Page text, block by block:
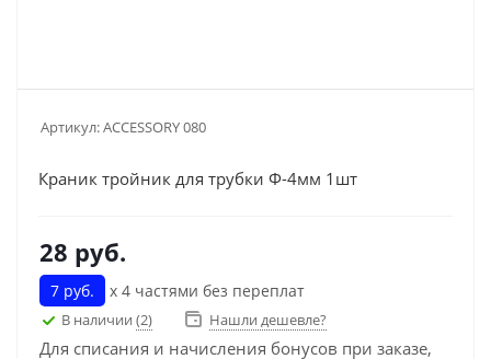
Артикул:ACCESSORY 080
Краник тройник для трубки Ф-4мм 1шт
28 руб.
7 руб. х 4 частями без переплат
В наличии (2) Нашли дешевле?
Для списания и начисления бонусов при заказе,